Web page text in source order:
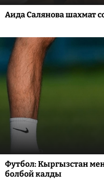
Аида Салянова шахмат
Футбол: Кыргызстан
болбой калды